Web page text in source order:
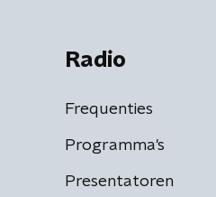
Radio
Frequenties
Programma's
Presentatoren